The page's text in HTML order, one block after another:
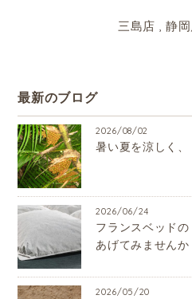
三島店 , 静
最新のブログ
2026/08/02
暑い夏を涼しく、
2026/06/24
フランスベッド
あげてみませんか
2026/05/20